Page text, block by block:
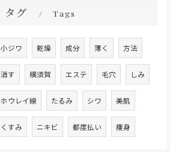
タグ Tags
小ジワ 乾燥 成分 薄く 方法
消す 横須賀 エステ 毛穴 しみ
ホウレイ線 たるみ シワ 美肌
くすみ ニキビ 都度払い 痩身